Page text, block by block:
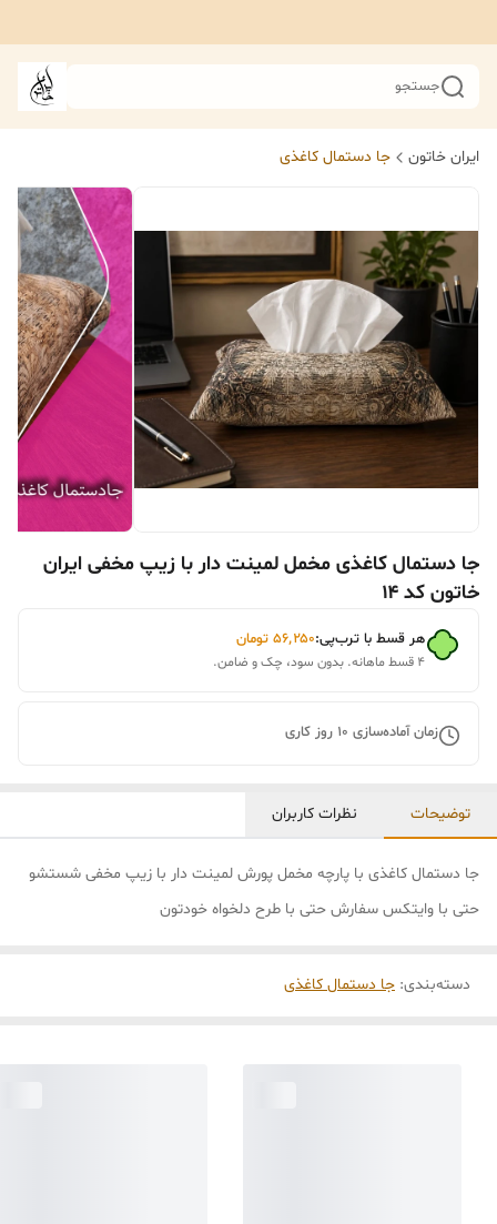
جستجو
ایران خاتون جا دستمال کاغذی
جا دستمال کاغذی مخمل لمینت دار با زیپ مخفی ایران
خاتون کد ۱۴
هر قسط با ترب‌پی:۵۶٬۲۵۰ تومان
۴ قسط ماهانه. بدون سود، چک و ضامن.
زمان آماده‌سازی 10 روز کاری
توضیحات نظرات کاربران
جا دستمال کاغذی با پارچه مخمل پورش لمینت دار با زیپ مخفی شستشو
حتی با وایتکس سفارش حتی با طرح دلخواه خودتون
دسته‌بندی: جا دستمال کاغذی